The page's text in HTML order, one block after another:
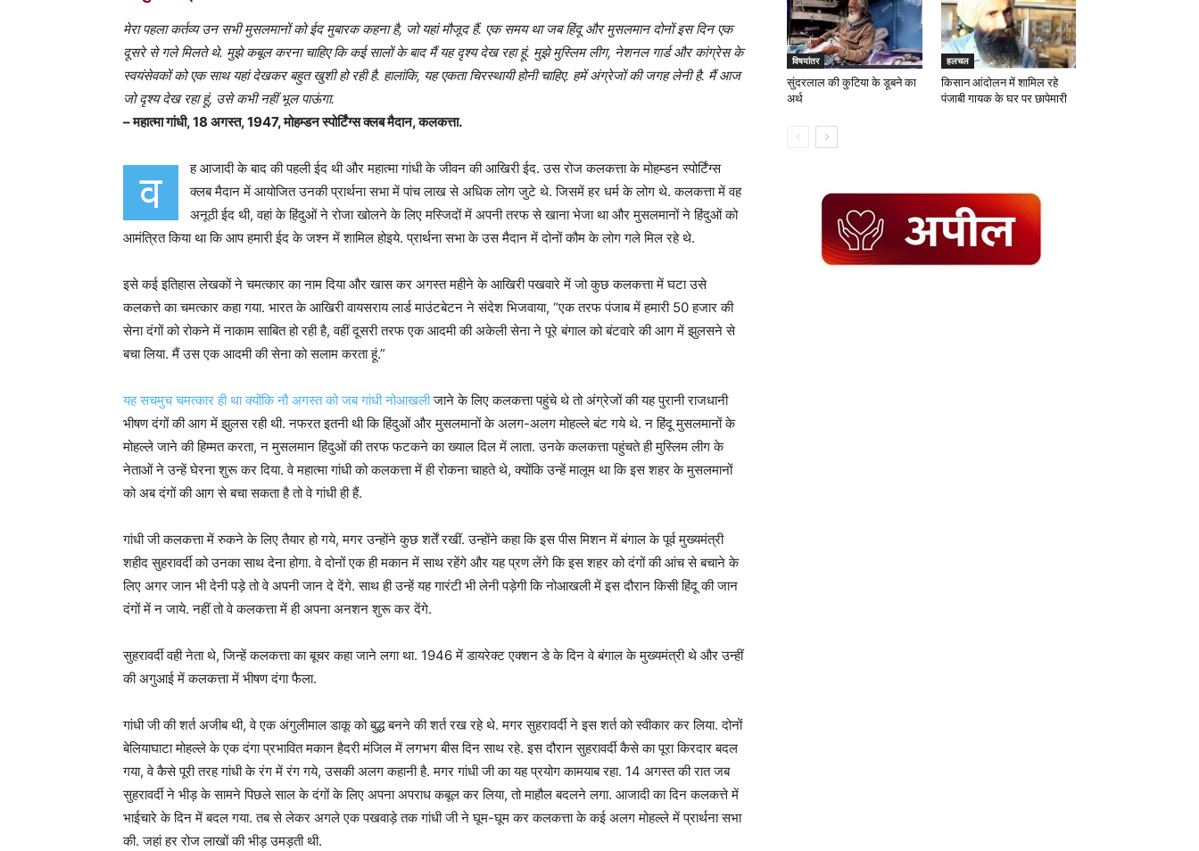
मेरा पहला कर्तव्य उन सभी मुसलमानों को ईद मुबारक कहना है, जो यहां मौजूद हैं. एक समय था जब हिंदू और मुसलमान दोनों इस दिन एक
दूसरे से गले मिलते थे. मुझे कबूल करना चाहिए कि कई सालों के बाद मैं यह दृश्य देख रहा हूं. मुझे मुस्लिम लीग, नेशनल गार्ड और कांग्रेस के
स्वयंसेवकों को एक साथ यहां देखकर बहुत खुशी हो रही है. हालांकि, यह एकता चिरस्थायी होनी चाहिए. हमें अंग्रेजों की जगह लेनी है. मैं आज
जो दृश्य देख रहा हूं, उसे कभी नहीं भूल पाऊंगा.
– महात्मा गांधी, 18 अगस्त, 1947, मोहम्डन स्पोर्टिंग्स क्लब मैदान, कलकत्ता.
व
ह आजादी के बाद की पहली ईद थी और महात्मा गांधी के जीवन की आखिरी ईद. उस रोज कलकत्ता के मोहम्डन स्पोर्टिंग्स
क्लब मैदान में आयोजित उनकी प्रार्थना सभा में पांच लाख से अधिक लोग जुटे थे. जिसमें हर धर्म के लोग थे. कलकत्ता में वह
अनूठी ईद थी, वहां के हिंदुओं ने रोजा खोलने के लिए मस्जिदों में अपनी तरफ से खाना भेजा था और मुसलमानों ने हिंदुओं को
आमंत्रित किया था कि आप हमारी ईद के जश्न में शामिल होइये. प्रार्थना सभा के उस मैदान में दोनों कौम के लोग गले मिल रहे थे.
इसे कई इतिहास लेखकों ने चमत्कार का नाम दिया और खास कर अगस्त महीने के आखिरी पखवारे में जो कुछ कलकत्ता में घटा उसे
कलकत्ते का चमत्कार कहा गया. भारत के आखिरी वायसराय लार्ड माउंटबेटन ने संदेश भिजवाया, “एक तरफ पंजाब में हमारी 50 हजार की
सेना दंगों को रोकने में नाकाम साबित हो रही है, वहीं दूसरी तरफ एक आदमी की अकेली सेना ने पूरे बंगाल को बंटवारे की आग में झुलसने से
बचा लिया. मैं उस एक आदमी की सेना को सलाम करता हूं.”
यह सचमुच चमत्कार ही था क्योंकि नौ अगस्त को जब गांधी नोआखलीजाने के लिए कलकत्ता पहुंचे थे तो अंग्रेजों की यह पुरानी राजधानी
भीषण दंगों की आग में झुलस रही थी. नफरत इतनी थी कि हिंदुओं और मुसलमानों के अलग-अलग मोहल्ले बंट गये थे. न हिंदू मुसलमानों के
मोहल्ले जाने की हिम्मत करता, न मुसलमान हिंदुओं की तरफ फटकने का ख्याल दिल में लाता. उनके कलकत्ता पहुंचते ही मुस्लिम लीग के
नेताओं ने उन्हें घेरना शुरू कर दिया. वे महात्मा गांधी को कलकत्ता में ही रोकना चाहते थे, क्योंकि उन्हें मालूम था कि इस शहर के मुसलमानों
को अब दंगों की आग से बचा सकता है तो वे गांधी ही हैं.
गांधी जी कलकत्ता में रुकने के लिए तैयार हो गये, मगर उन्होंने कुछ शर्तें रखीं. उन्होंने कहा कि इस पीस मिशन में बंगाल के पूर्व मुख्यमंत्री
शहीद सुहरावर्दी को उनका साथ देना होगा. वे दोनों एक ही मकान में साथ रहेंगे और यह प्रण लेंगे कि इस शहर को दंगों की आंच से बचाने के
लिए अगर जान भी देनी पड़े तो वे अपनी जान दे देंगे. साथ ही उन्हें यह गारंटी भी लेनी पड़ेगी कि नोआखली में इस दौरान किसी हिंदू की जान
दंगों में न जाये. नहीं तो वे कलकत्ता में ही अपना अनशन शुरू कर देंगे.
सुहरावर्दी वही नेता थे, जिन्हें कलकत्ता का बूचर कहा जाने लगा था. 1946 में डायरेक्ट एक्शन डे के दिन वे बंगाल के मुख्यमंत्री थे और उन्हीं
की अगुआई में कलकत्ता में भीषण दंगा फैला.
गांधी जी की शर्त अजीब थी, वे एक अंगुलीमाल डाकू को बुद्ध बनने की शर्त रख रहे थे. मगर सुहरावर्दी ने इस शर्त को स्वीकार कर लिया. दोनों
बेलियाघाटा मोहल्ले के एक दंगा प्रभावित मकान हैदरी मंजिल में लगभग बीस दिन साथ रहे. इस दौरान सुहरावर्दी कैसे का पूरा किरदार बदल
गया, वे कैसे पूरी तरह गांधी के रंग में रंग गये, उसकी अलग कहानी है. मगर गांधी जी का यह प्रयोग कामयाब रहा. 14 अगस्त की रात जब
सुहरावर्दी ने भीड़ के सामने पिछले साल के दंगों के लिए अपना अपराध कबूल कर लिया, तो माहौल बदलने लगा. आजादी का दिन कलकत्ते में
भाईचारे के दिन में बदल गया. तब से लेकर अगले एक पखवाड़े तक गांधी जी ने घूम-घूम कर कलकत्ता के कई अलग मोहल्ले में प्रार्थना सभा
की. जहां हर रोज लाखों की भीड़ उमड़ती थी.
विषयांतर
सुंदरलाल की कुटिया के डूबने का
अर्थ
हलचल
किसान आंदोलन में शामिल रहे
पंजाबी गायक के घर पर छापेमारी